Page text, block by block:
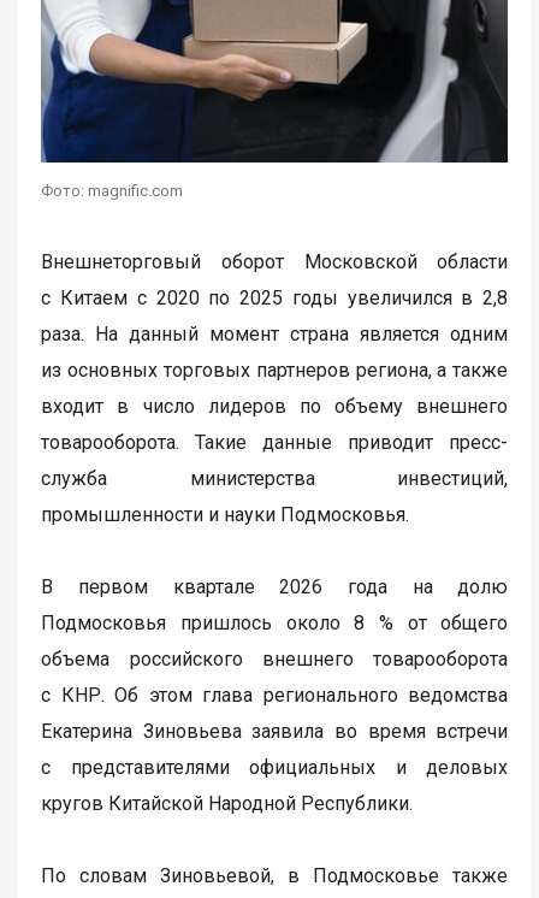
Фото: magnific.com
Внешнеторговый оборот Московской области
с Китаем с 2020 по 2025 годы увеличился в 2,8
раза. На данный момент страна является одним
из основных торговых партнеров региона, а также
входит в число лидеров по объему внешнего
товарооборота. Такие данные приводит пресс-
служба министерства инвестиций,
промышленности и науки Подмосковья.
В первом квартале 2026 года на долю
Подмосковья пришлось около 8 % от общего
объема российского внешнего товарооборота
с КНР. Об этом глава регионального ведомства
Екатерина Зиновьева заявила во время встречи
с представителями официальных и деловых
кругов Китайской Народной Республики.
По словам Зиновьевой, в Подмосковье также